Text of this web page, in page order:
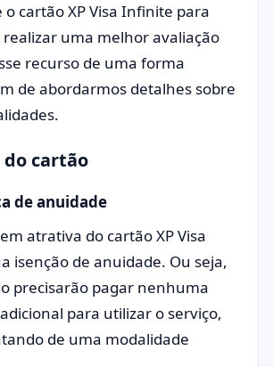
cartão XP Visa Infinite para
uma melhor avaliação
recurso de uma forma
de abordarmos detalhes sobre
cartão
de anuidade
atrativa do cartão XP Visa
isenção de anuidade. Ou seja,
precisarão pagar nenhuma
para utilizar o serviço,
de uma modalidade